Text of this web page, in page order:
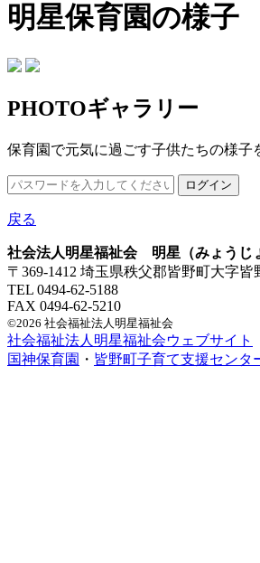
明星保育園の様子
PHOTOギャラリー
保育園で元気に過ごす子供たちの様子
戻る
社会法人明星福祉会 明星（みょうじ
〒369-1412 埼玉県秩父郡皆野町大字皆
TEL 0494-62-5188
FAX 0494-62-5210
©2026 社会福祉法人明星福祉会
社会福祉法人明星福祉会ウェブサイト
国神保育園 ・ 皆野町子育て支援センタ